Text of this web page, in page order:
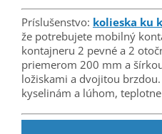
Príslušenstvo: kolieska ku
že potrebujete mobilný
kontajneru 2 pevné a 2
priemerom 200 mm a
ložiskami a dvojitou
kyselinám a lúhom,